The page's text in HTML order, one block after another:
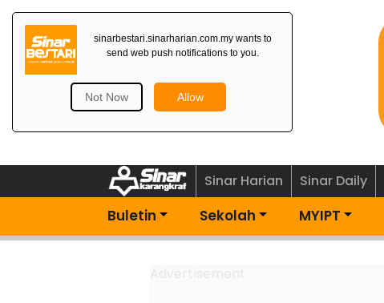
Dapatkan Newsletter
Sinar Harian Sinar Daily
Buletin Sekolah MYIPT